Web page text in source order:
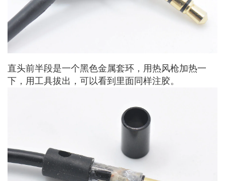
直头前半段是一个黑色金属套环，用热风枪加热一
下，用工具拔出，可以看到里面同样注胶。